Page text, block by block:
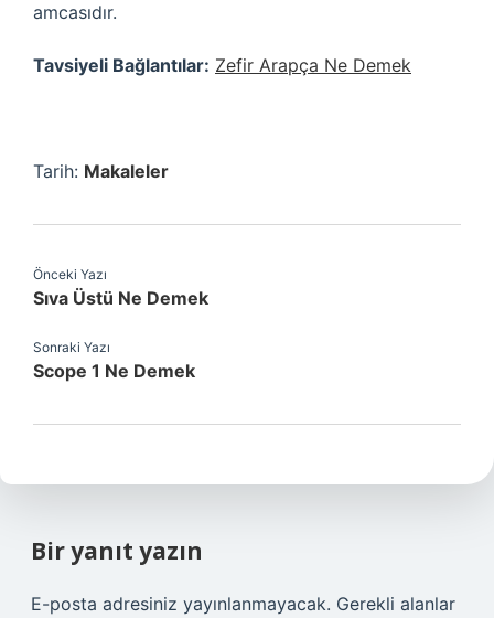
amcasıdır.
Tavsiyeli Bağlantılar: Zefir Arapça Ne Demek
Tarih: Makaleler
Önceki Yazı
Sıva Üstü Ne Demek
Sonraki Yazı
Scope 1 Ne Demek
Bir yanıt yazın
E-posta adresiniz yayınlanmayacak. Gerekli alanlar